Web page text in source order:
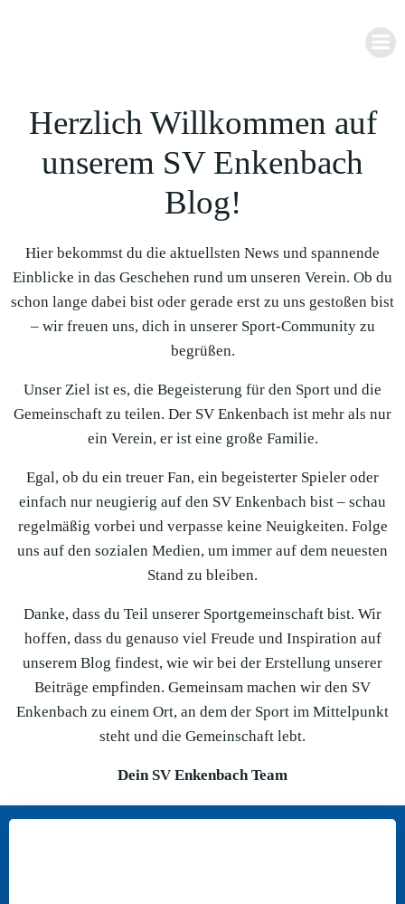
Herzlich Willkommen auf
unserem SV Enkenbach
Blog!
Hier bekommst du die aktuellsten News und spannende
Einblicke in das Geschehen rund um unseren Verein. Ob du
schon lange dabei bist oder gerade erst zu uns gestoßen bist
– wir freuen uns, dich in unserer Sport-Community zu
begrüßen.
Unser Ziel ist es, die Begeisterung für den Sport und die
Gemeinschaft zu teilen. Der SV Enkenbach ist mehr als nur
ein Verein, er ist eine große Familie.
Egal, ob du ein treuer Fan, ein begeisterter Spieler oder
einfach nur neugierig auf den SV Enkenbach bist – schau
regelmäßig vorbei und verpasse keine Neuigkeiten. Folge
uns auf den sozialen Medien, um immer auf dem neuesten
Stand zu bleiben.
Danke, dass du Teil unserer Sportgemeinschaft bist. Wir
hoffen, dass du genauso viel Freude und Inspiration auf
unserem Blog findest, wie wir bei der Erstellung unserer
Beiträge empfinden. Gemeinsam machen wir den SV
Enkenbach zu einem Ort, an dem der Sport im Mittelpunkt
steht und die Gemeinschaft lebt.
Dein SV Enkenbach Team